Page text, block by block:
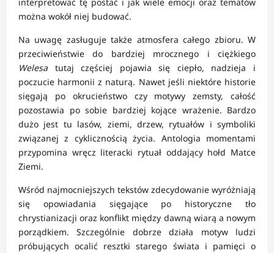
można wokół niej budować.
Na uwagę zasługuje także atmosfera całego zbioru. W
przeciwieństwie do bardziej mrocznego i ciężkiego
Welesa tutaj częściej pojawia się ciepło, nadzieja i
poczucie harmonii z naturą. Nawet jeśli niektóre historie
sięgają po okrucieństwo czy motywy zemsty, całość
pozostawia po sobie bardziej kojące wrażenie. Bardzo
dużo jest tu lasów, ziemi, drzew, rytuałów i symboliki
związanej z cyklicznością życia. Antologia momentami
przypomina wręcz literacki rytuał oddający hołd Matce
Ziemi.
Wśród najmocniejszych tekstów zdecydowanie wyróżniają
się opowiadania sięgające po historyczne tło
chrystianizacji oraz konflikt między dawną wiarą a nowym
porządkiem. Szczególnie dobrze działa motyw ludzi
próbujących ocalić resztki starego świata i pamięci o